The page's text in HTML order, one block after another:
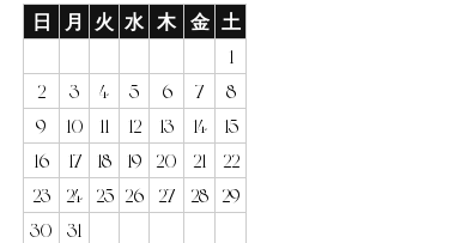
日
月 火 水 木 金 土
1
2
3 4 5 6 7
8
9
10 11 12 13 14
15
16
17 18 19 20 21
22
23
24 25 26 27 28
29
30
31